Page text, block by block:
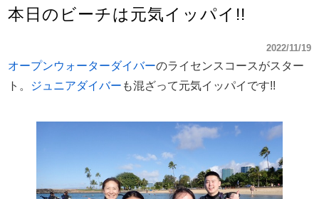
本日のビーチは元気イッパイ!!
2022/11/19
オープンウォーターダイバーのライセンスコースがスター
ト。
ジュニアダイバー も混ざって元気イッパイです!!